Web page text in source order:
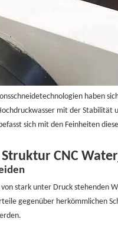
haben
mit der
sich mit den Feinheiten
CNC
stark unter Druck stehenden
gegenüber herkömmlichen